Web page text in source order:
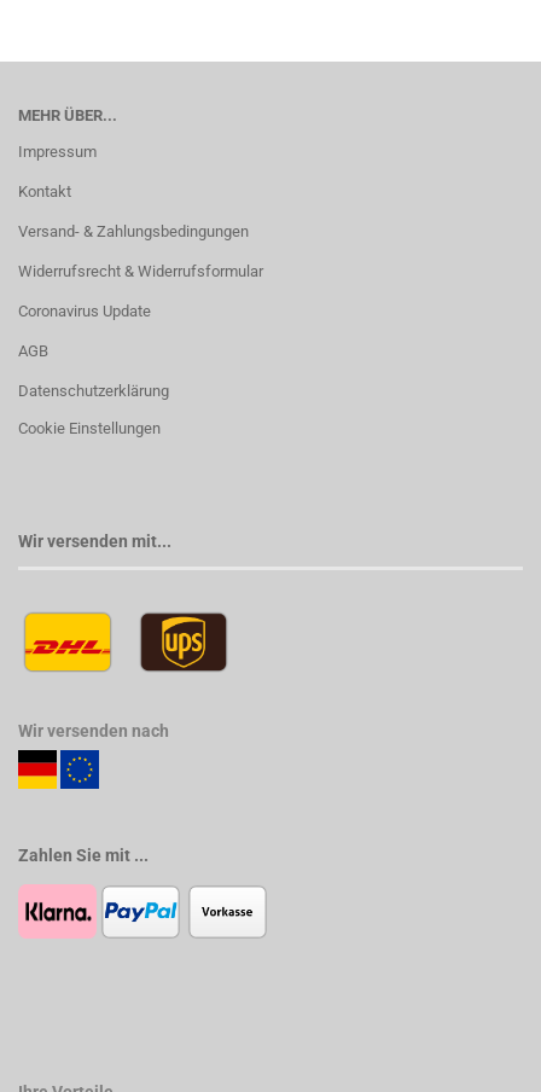
MEHR ÜBER...
Impressum
Kontakt
Versand- & Zahlungsbedingungen
Widerrufsrecht & Widerrufsformular
Coronavirus Update
AGB
Datenschutzerklärung
Cookie Einstellungen
Wir versenden mit...
Wir versenden nach
Zahlen Sie mit ...